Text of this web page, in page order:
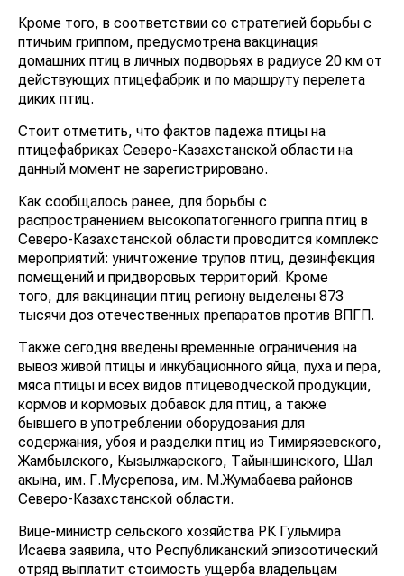
Кроме того, в соответствии со стратегией борьбы с
птичьим гриппом, предусмотрена вакцинация
домашних птиц в личных подворьях в радиусе 20 км от
действующих птицефабрик и по маршруту перелета
диких птиц.
Стоит отметить, что фактов падежа птицы на
птицефабриках Северо-Казахстанской области на
данный момент не зарегистрировано.
Как сообщалось ранее, для борьбы с
распространением высокопатогенного гриппа птиц в
Северо-Казахстанской области проводится комплекс
мероприятий: уничтожение трупов птиц, дезинфекция
помещений и придворовых территорий. Кроме
того, для вакцинации птиц региону выделены 873
тысячи доз отечественных препаратов против ВПГП.
Также сегодня введены временные ограничения на
вывоз живой птицы и инкубационного яйца, пуха и пера,
мяса птицы и всех видов птицеводческой продукции,
кормов и кормовых добавок для птиц, а также
бывшего в употреблении оборудования для
содержания, убоя и разделки птиц из Тимирязевского,
Жамбылского, Кызылжарского, Тайыншинского, Шал
акына, им. Г.Мусрепова, им. М.Жумабаева районов
Северо-Казахстанской области.
Вице-министр сельского хозяйства РК Гульмира
Исаева заявила, что Республиканский эпизоотический
отряд выплатит стоимость ущерба владельцам